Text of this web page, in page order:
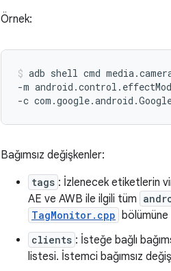
Örnek:
adb shell cmd
-m
-c
Bağımsız değişkenler:
tags : İzlenecek etiketlerin
AE ve AWB ile ilgili tüm
TagMonitor.cpp bölümüne
clients : İsteğe bağlı
listesi. İstemci bağımsız